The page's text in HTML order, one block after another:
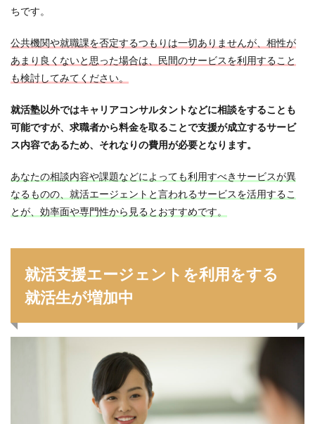
ちです。
公共機関や就職課を否定するつもりは一切ありませんが、相性が
あまり良くないと思った場合は、民間のサービスを利用すること
も検討してみてください。
就活塾以外ではキャリアコンサルタントなどに相談をすることも
可能ですが、求職者から料金を取ることで支援が成立するサービ
ス内容であるため、それなりの費用が必要となります。
あなたの相談内容や課題などによっても利用すべきサービスが異
なるものの、就活エージェントと言われるサービスを活用するこ
とが、効率面や専門性から見るとおすすめです。
就活支援エージェントを利用をする
就活生が増加中